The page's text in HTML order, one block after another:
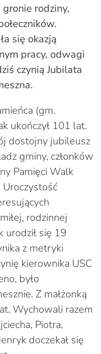
rodziny,
się okazją
pracy, odwagi
czynią Jubilata
(gm.
ukończył 101 lat.
dostojny jubileusz
gminy, członków
Pamięci Walk
Uroczystość
rodzinnej
urodził się 19
z metryki
kierownika USC
było
Z małżonką
Wychowali razem
Piotra,
doczekał się